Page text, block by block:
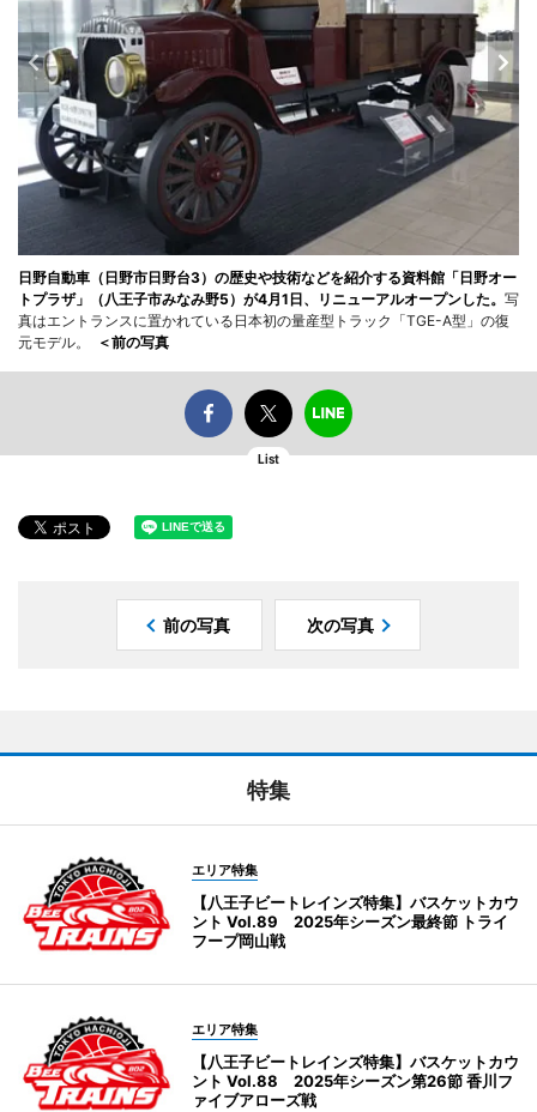
日野自動車（日野市日野台3）の歴史や技術などを紹介する資料館「日野オー
トプラザ」（八王子市みなみ野5）が4月1日、リニューアルオープンした。 写
真はエントランスに置かれている日本初の量産型トラック「TGE-A型」の復
元モデル。
＜前の写真
List
前の写真 次の写真
特集
エリア特集
【八王子ビートレインズ特集】バスケットカウ
ント Vol.89 2025年シーズン最終節 トライ
フープ岡山戦
エリア特集
【八王子ビートレインズ特集】バスケットカウ
ント Vol.88 2025年シーズン第26節 香川フ
ァイブアローズ戦